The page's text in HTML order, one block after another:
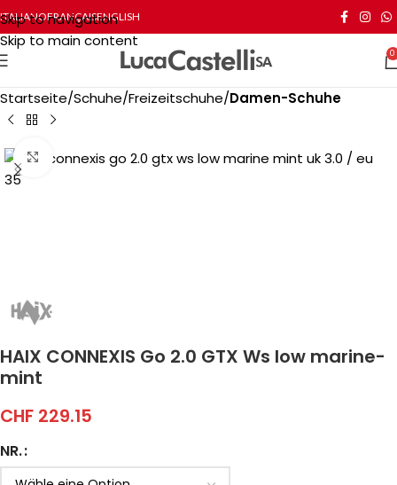
Skip to navigation
Skip to main content
ITALIANOFRANÇAISENGLISH
0
Startseite Schuhe Freizeitschuhe Damen-Schuhe
Click to enlarge
HAIX CONNEXIS Go 2.0 GTX Ws low marine-
mint
CHF 229.15
NR.